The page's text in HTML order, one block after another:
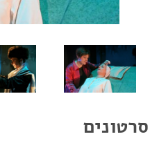
סרטונים